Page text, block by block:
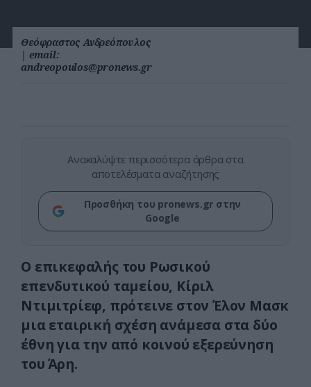
Θεόφραστος Ανδρεόπουλος
| email:
andreopoulos@pronews.gr
Ανακαλύψτε περισσότερα άρθρα στα
αποτελέσματα αναζήτησης
Προσθήκη του pronews.gr στην
Google
Ο επικεφαλής του Ρωσικού
επενδυτικού ταμείου, Κίριλ
Ντιμιτρίεφ, πρότεινε στον Έλον Μασκ
μια εταιρική σχέση ανάμεσα στα δύο
έθνη για την από κοινού εξερεύνηση
του Άρη.